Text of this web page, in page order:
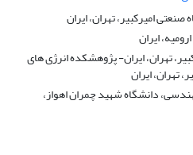
امیرکبیر، تهران، ایران
ایران
تهران، ایران- پژوهشکده انرژی های
تهران، ایران
دانشگاه شهید چمران اهواز،